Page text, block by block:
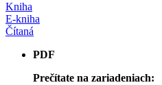
Kniha
E-kniha
Čítaná
PDF
Prečítate na zariadeniach: